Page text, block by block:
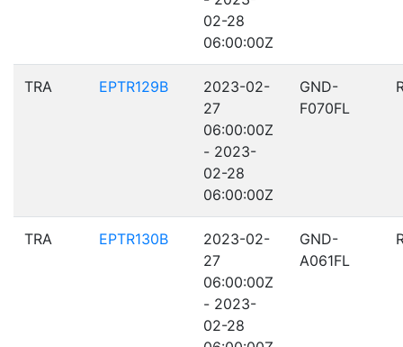
02-28
06:00:00Z
TRA EPTR129B
2023-02-
27
06:00:00Z
- 2023-
02-28
06:00:00Z
GND-
F070FL
TRA EPTR130B
2023-02-
27
06:00:00Z
- 2023-
02-28
GND-
A061FL